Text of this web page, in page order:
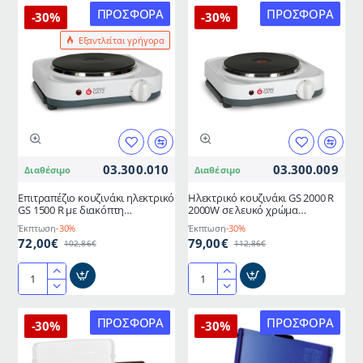
υγραερόυ
ΙΝΟΧ
εστίες
χαμηλής
πίεσης
επαγγελματικό
χαμηλής
πίεσης
βαρέως
τύπου
4kW
FOKER
ΠΡΟΣΦΟΡΆ
Εξαντλείται γρήγορα
-30%
Διαθέσιμο 03.300.010
Επιτραπέζιο κουζινάκι ηλεκτρικό
GS 1500 R με διακόπτη
διαβάθμισης και μεταλλικό
καπάκι
Έκπτωση-30%
72,00€ 102,86€
Επιτραπέζιο
ηλεκτρικό
GS
1500
ΠΡΟΣΦΟΡΆ
-30%
Διαθέσιμο 03.300.009
Ηλεκτρικό κουζινάκι GS 2000 R
2000W σε λευκό χρώμα
THERMOGATZ
Έκπτωση-30%
79,00€ 112,86€
Ηλεκτρικό
GS
2000
ΠΡΟΣΦΟΡΆ
-30% ΠΡΟΣΦΟΡΆ
-30%